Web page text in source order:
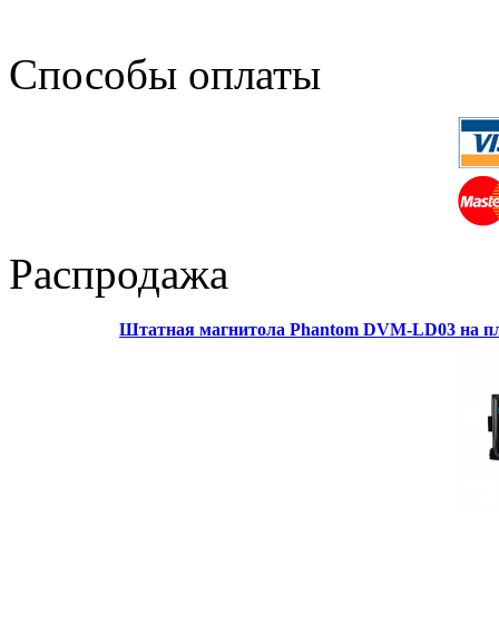
Способы оплаты
Распродажа
Штатная магнитола Phantom DVM-LD03 на